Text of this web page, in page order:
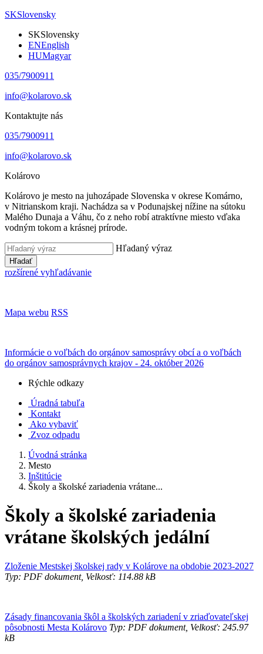
SKSlovensky
SKSlovensky
ENEnglish
HUMagyar
035/7900911
info@kolarovo.sk
Kontaktujte nás
035/7900911
info@kolarovo.sk
Kolárovo
Kolárovo je mesto na juhozápade Slovenska v okrese Komárno,
v Nitrianskom kraji. Nachádza sa v Podunajskej nížine na sútoku
Malého Dunaja a Váhu, čo z neho robí atraktívne miesto vďaka
vodným tokom a krásnej prírode.
Hľadaný výraz
Hľadať
rozšírené vyhľadávanie
Mapa webu RSS
Informácie o voľbách do orgánov samosprávy obcí a o voľbách
do orgánov samosprávnych krajov - 24. október 2026
Rýchle odkazy
Úradná tabuľa
Kontakt
Ako vybaviť
Zvoz odpadu
Úvodná stránka
Mesto
Inštitúcie
Školy a školské zariadenia vrátane...
Školy a školské zariadenia
vrátane školských jedální
Zloženie Mestskej školskej rady v Kolárove na obdobie 2023-2027
Typ: PDF dokument, Velkosť: 114.88 kB
Zásady financovania škôl a školských zariadení v zriaďovateľskej
pôsobnosti Mesta Kolárovo Typ: PDF dokument, Velkosť: 245.97
kB